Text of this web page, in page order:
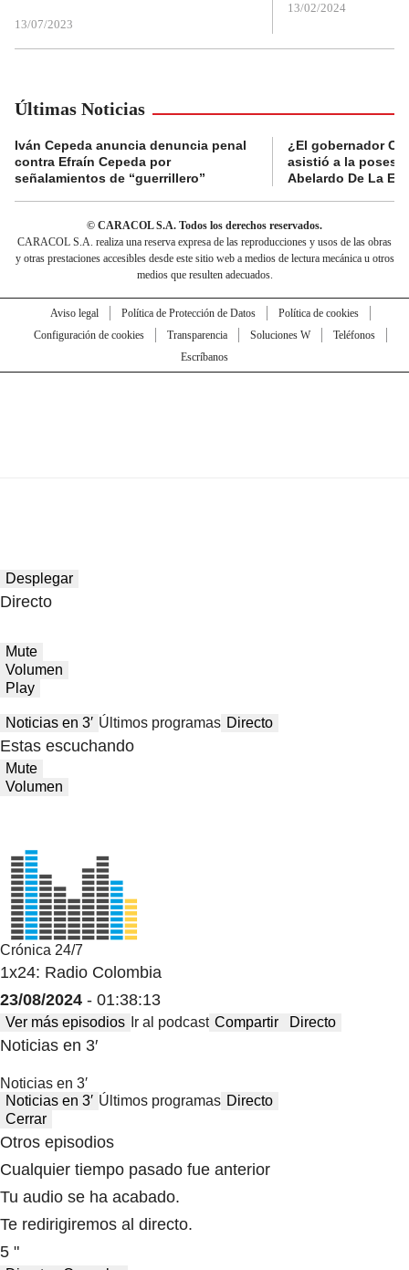
13/07/2023
13/02/2024
Últimas Noticias
Iván Cepeda anuncia denuncia penal
contra Efraín Cepeda por
señalamientos de “guerrillero”
¿El gobernador
asistió a la
Abelardo De La
© CARACOL S.A. Todos los derechos reservados.
CARACOL S.A. realiza una reserva expresa de las reproducciones y usos de las obras
y otras prestaciones accesibles desde este sitio web a medios de lectura mecánica u otros
medios que resulten adecuados.
Aviso legal Política de Protección de Datos
Política de cookies
Configuración de cookies
Transparencia Soluciones W
Teléfonos
Escríbanos
Desplegar
Directo
Mute
Volumen
Play
Noticias en 3′ Últimos programas Directo
Estas escuchando
Mute
Volumen
Crónica 24/7
1x24: Radio Colombia
23/08/2024 - 01:38:13
Ver más episodios Ir al podcast Compartir Directo
Noticias en 3′
Noticias en 3′
Noticias en 3′ Últimos programas Directo
Cerrar
Otros episodios
Cualquier tiempo pasado fue anterior
Tu audio se ha acabado.
Te redirigiremos al directo.
5 "